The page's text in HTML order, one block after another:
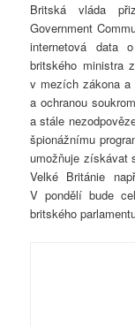
Britská vláda
Government
internetová data
britského ministra
v mezích zákona a
a ochranou
a stále
špionážnímu
umožňuje získávat
Velké Británie
V pondělí bude
britského